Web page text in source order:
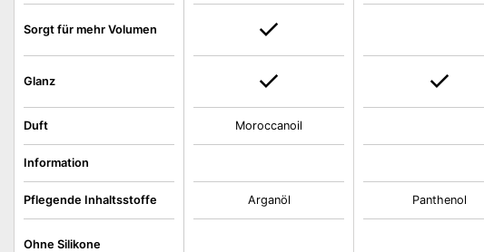
Sorgt für mehr Volumen
Glanz
Duft
Information
Pflegende Inhaltsstoffe
Ohne Silikone
Moroccanoil
Arganöl Panthenol